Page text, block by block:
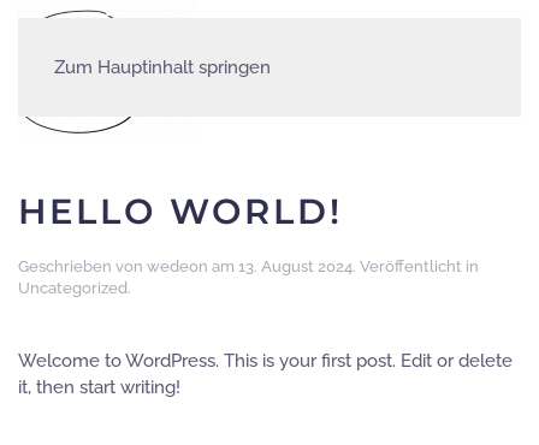
Zum Hauptinhalt springen
HELLO WORLD!
Geschrieben von wedeon am 13. August 2024. Veröffentlicht in
Uncategorized.
Welcome to WordPress. This is your first post. Edit or delete
it, then start writing!